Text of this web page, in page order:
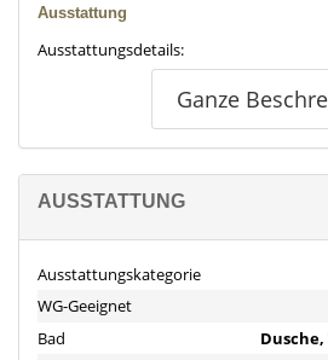
Ausstattung
Ausstattungsdetails:
- Badezimmer mit Wanne, Dusche,
- Gaszentralheizung aus 2020
- Holzfenster mit Doppelverglasung und
- Gäste WC
- Waschkeller
Die Wohnung ist zur Zeit für 500,00 €/
Objektbeschreibung
Diese 3-Zimmer-Eigentumswohnung
Ganze
AUSSTATTUNG
Ausstattungskategorie
WG-Geeignet
Bad